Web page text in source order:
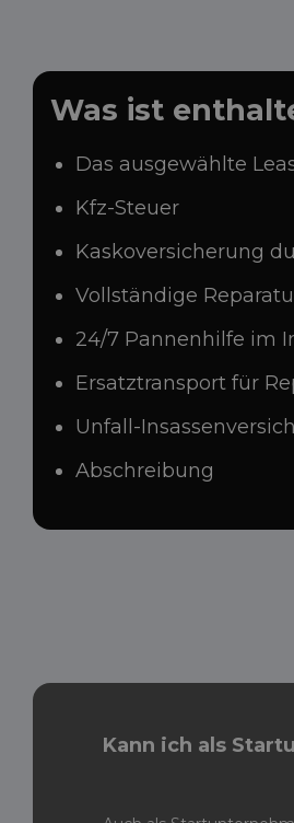
Was ist
Das ausgewählte
Kfz-Steuer
Kaskoversicherung
Vollständige
24/7 Pannenhilfe im
Ersatztransport für
Unfall-
Abschreibung
Kann ich als